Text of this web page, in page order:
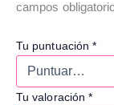
campos
Tu puntuación*
Tu valoración*